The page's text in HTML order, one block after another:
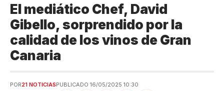
El mediático Chef, David
Gibello, sorprendido por la
calidad de los vinos de Gran
Canaria
POR21 NOTICIASPUBLICADO 16/05/2025 10:30